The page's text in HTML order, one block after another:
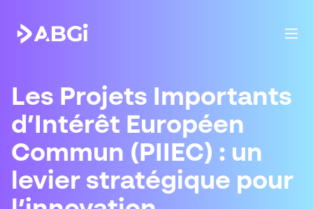
Les Projets Importants
d’Intérêt Européen
Commun (PIIEC) : un
levier stratégique pour